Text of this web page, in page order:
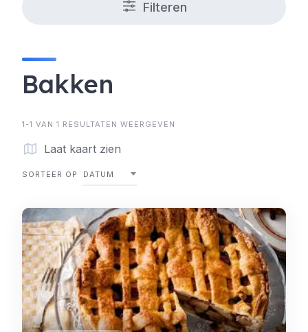
Filteren
Bakken
1-1 VAN 1 RESULTATEN WEERGEVEN
Laat kaart zien
SORTEER OP DATUM